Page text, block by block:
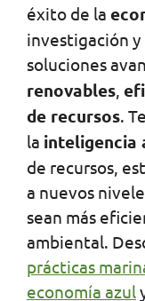
éxito de la
investigación
soluciones
renovables
de recursos.
la
de recursos,
a nuevos
sean más
ambiental.
prácticas
economía azul